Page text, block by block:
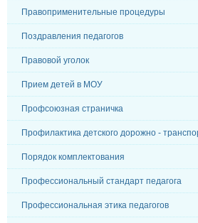
Правоприменительные процедуры
Поздравления педагогов
Правовой уголок
Прием детей в МОУ
Профсоюзная страничка
Профилактика детского дорожно -
Порядок комплектования
Профессиональный стандарт педагога
Профессиональная этика педагогов